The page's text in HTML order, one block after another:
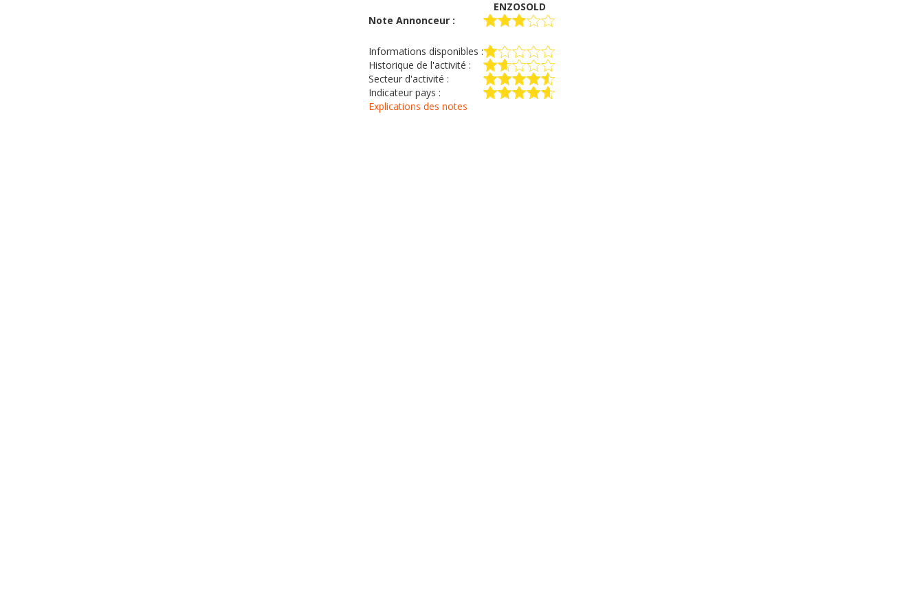
ENZOSOLD
Note Annonceur :
Informations disponibles :
Historique de l'activité :
Secteur d'activité :
Indicateur pays :
Explications des notes